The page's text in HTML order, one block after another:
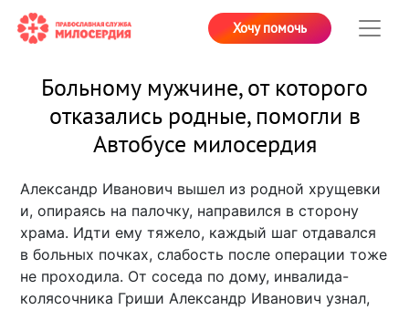
Хочу помочь
Больному мужчине, от которого
отказались родные, помогли в
Автобусе милосердия
Александр Иванович вышел из родной хрущевки
и, опираясь на палочку, направился в сторону
храма. Идти ему тяжело, каждый шаг отдавался
в больных почках, слабость после операции тоже
не проходила. От соседа по дому, инвалида-
колясочника Гриши Александр Иванович узнал,